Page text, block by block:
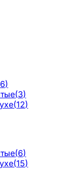
6)
(3)
(12)
(6)
(15)